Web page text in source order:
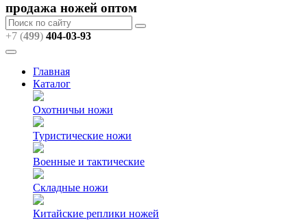
продажа ножей оптом
+7 (499) 404-03-93
Главная
Каталог
Охотничьи ножи
Туристические ножи
Военные и тактические
Складные ножи
Китайские реплики ножей